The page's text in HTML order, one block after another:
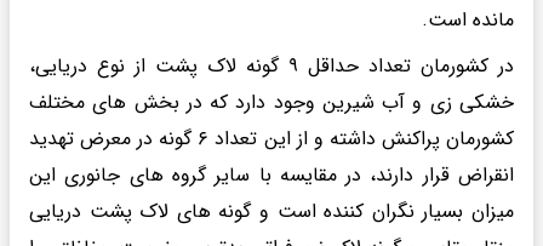
مانده است.
در کشورمان تعداد حداقل ۹ گونه لاک پشت از نوع دریایی،
خشکی زی و آب شیرین وجود دارد که در بخش های مختلف
کشورمان پراکنش داشته و از این تعداد ۶ گونه در معرض تهدید
انقراض قرار دارند، در مقایسه با سایر گروه های جانوری این
میزان بسیار نگران کننده است و گونه های لاک پشت دریایی